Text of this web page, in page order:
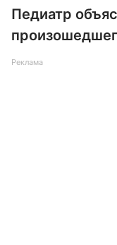
Педиатр
Реклама